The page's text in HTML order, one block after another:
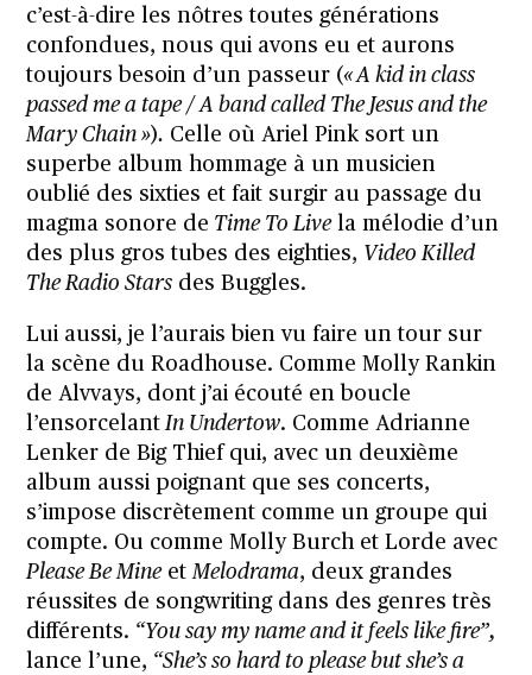
c’est-à-dire les nôtres toutes générations
confondues, nous qui avons eu et aurons
toujours besoin d’un passeur (« A kid in class
passed me a tape / A band called The Jesus and the
Mary Chain »). Celle où Ariel Pink sort un
superbe album hommage à un musicien
oublié des sixties et fait surgir au passage du
magma sonore de Time To Livela mélodie d’un
des plus gros tubes des eighties, Video Killed
The Radio Stars des Buggles.
Lui aussi, je l’aurais bien vu faire un tour sur
la scène du Roadhouse. Comme Molly Rankin
de Alvvays, dont j’ai écouté en boucle
l’ensorcelantIn Undertow. Comme Adrianne
Lenker de Big Thief qui, avec un deuxième
album aussi poignant que ses concerts,
s’impose discrètement comme un groupe qui
compte. Ou comme Molly Burch et Lorde avec
Please Be MineetMelodrama, deux grandes
réussites de songwriting dans des genres très
différents. “You say my name and it feels like fire”,
lance l’une, “She’s so hard to please but she’s a